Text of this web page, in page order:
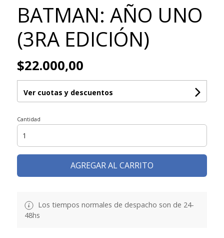
BATMAN: AÑO UNO
(3RA EDICIÓN)
$22.000,00
Ver cuotas y descuentos
Cantidad
AGREGAR AL CARRITO
Los tiempos normales de despacho son de 24-
48hs